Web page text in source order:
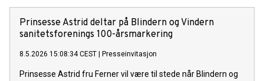
Prinsesse Astrid deltar på Blindern og Vindern
sanitetsforenings 100-årsmarkering
8.5.2026 15:08:34 CEST Presseinvitasjon
Prinsesse Astrid fru Ferner vil være til stede når Blindern og